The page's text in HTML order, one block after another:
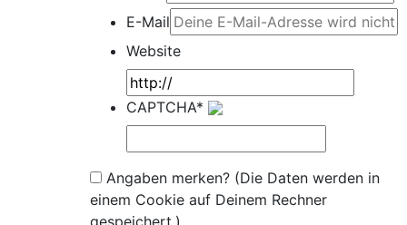
E-Mail
Website
CAPTCHA*
Angaben merken? (Die Daten werden in
einem Cookie auf Deinem Rechner
gespeichert.)